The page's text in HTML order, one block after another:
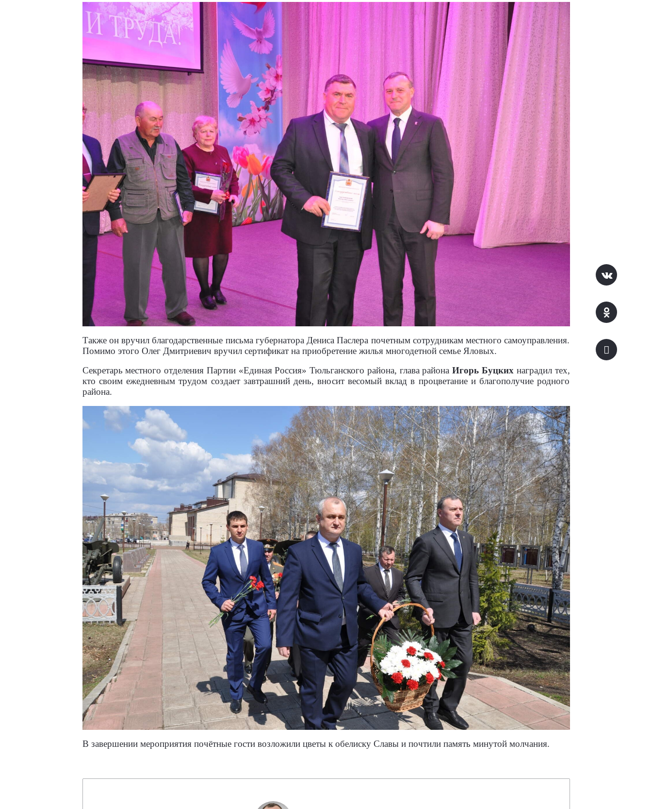
Также он вручил благодарственные письма губернатора Дениса Паслера почетным сотрудникам местного самоуправления.
Помимо этого Олег Дмитриевич вручил сертификат на приобретение жилья многодетной семье Яловых.
Секретарь местного отделения Партии «Единая Россия» Тюльганского района, глава районаИгорь Буцких наградил тех,
кто своим ежедневным трудом создает завтрашний день, вносит весомый вклад в процветание и благополучие родного
района.
В завершении мероприятия почётные гости возложили цветы к обелиску Славы и почтили память минутой молчания.